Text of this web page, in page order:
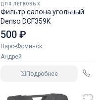
ДЛЯ ЛЕГКОВЫХ
Фильтр салона угольный
Denso DCF359K
500 ₽
Наро-Фоминск
Андрей
Подробнее